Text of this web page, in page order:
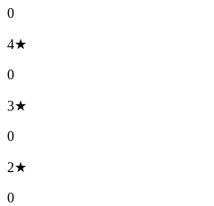
0
4★
0
3★
0
2★
0